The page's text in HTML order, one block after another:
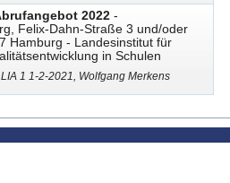
2022 -
Felix-Dahn-Straße 3 und/oder
Hamburg - Landesinstitut für
in Schulen
1 1-2-2021, Wolfgang Merkens